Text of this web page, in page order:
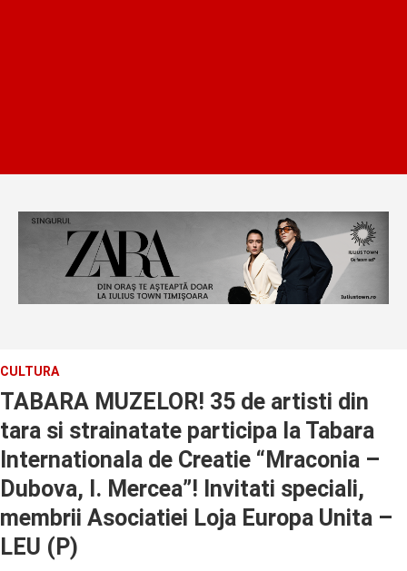
CULTURA
TABARA MUZELOR! 35 de artisti din
tara si strainatate participa la Tabara
Internationala de Creatie “Mraconia –
Dubova, I. Mercea”! Invitati speciali,
membrii Asociatiei Loja Europa Unita –
LEU (P)